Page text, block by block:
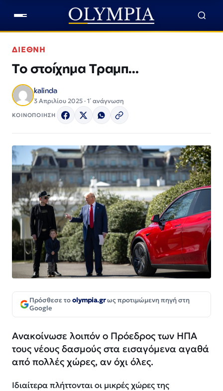
ΔΙΕΘΝΗ
Το στοίχημα Τραμπ…
kalinda
3 Απριλίου 2025 · 1΄ ανάγνωση
ΚΟΙΝΟΠΟΙΗΣΗ
Πρόσθεσε τοolympia.grως προτιμώμενη πηγή στη
Google
Ανακοίνωσε λοιπόν ο Πρόεδρος των ΗΠΑ
τους νέους δασμούς στα εισαγόμενα αγαθά
από πολλές χώρες, αν όχι όλες.
Ιδιαίτερα πλήττονται οι μικρές χώρες της